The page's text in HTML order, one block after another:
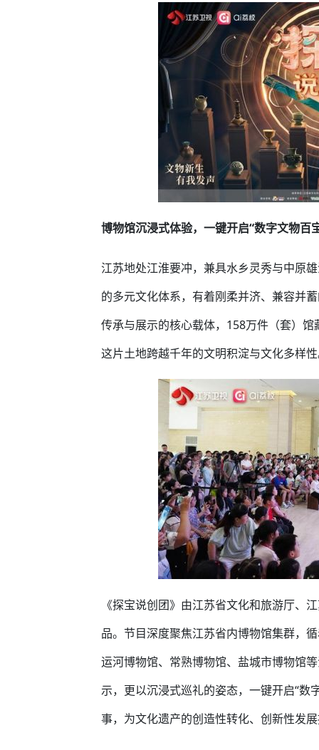
博物馆沉浸式体验，一键开启“数字文物百
江苏地处江淮要冲，兼具水乡灵秀与中原
的多元文化体系，有着刚柔并济、兼容并
传承与展示的核心载体，158万件（套）
这片土地跨越千年的文明积淀与文化多样
《探宝说创团》由江苏省文化和旅游厅、
品。节目深度聚焦江苏省内博物馆集群，
运河博物馆、常熟博物馆、盐城市博物馆
示，更以沉浸式巡礼的姿态，一键开启“数
事，为文化遗产的创造性转化、创新性发